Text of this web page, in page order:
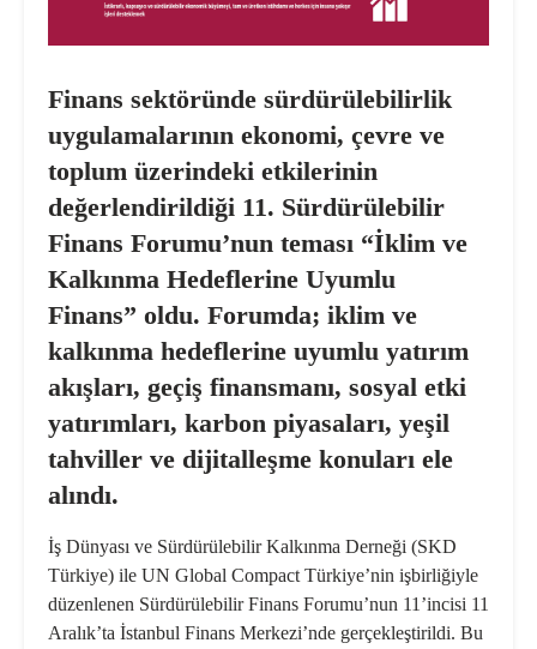
Finans sektöründe sürdürülebilirlik
uygulamalarının ekonomi, çevre ve
toplum üzerindeki etkilerinin
değerlendirildiği 11. Sürdürülebilir
Finans Forumu’nun teması “İklim ve
Kalkınma Hedeflerine Uyumlu
Finans” oldu. Forumda; iklim ve
kalkınma hedeflerine uyumlu yatırım
akışları, geçiş finansmanı, sosyal etki
yatırımları, karbon piyasaları, yeşil
tahviller ve dijitalleşme konuları ele
alındı.
İş Dünyası ve Sürdürülebilir Kalkınma Derneği (SKD
Türkiye) ile UN Global Compact Türkiye’nin işbirliğiyle
düzenlenen Sürdürülebilir Finans Forumu’nun 11’incisi 11
Aralık’ta İstanbul Finans Merkezi’nde gerçekleştirildi. Bu